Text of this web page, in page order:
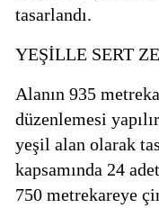
tasarlandı.
YEŞİLLE SERT
Alanın 935
düzenlemesi
yeşil alan olarak
kapsamında 24
750 metrekareye